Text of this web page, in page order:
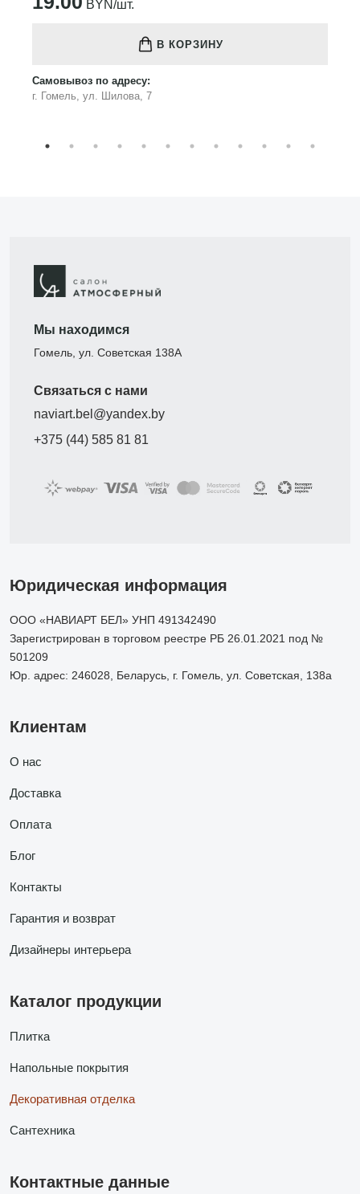
BYN/шт.
В КОРЗИНУ
Самовывоз по адресу:
г. Гомель, ул. Шилова, 7
Мы находимся
Гомель, ул. Советская 138А
Связаться с нами
naviart.bel@yandex.by
+375 (44) 585 81 81
Юридическая информация
ООО «НАВИАРТ БЕЛ» УНП 491342490
Зарегистрирован в торговом реестре РБ 26.01.2021 под №
501209
Юр. адрес: 246028, Беларусь, г. Гомель, ул. Советская, 138а
Клиентам
О нас
Доставка
Оплата
Блог
Контакты
Гарантия и возврат
Дизайнеры интерьера
Каталог продукции
Плитка
Напольные покрытия
Декоративная отделка
Сантехника
Контактные данные